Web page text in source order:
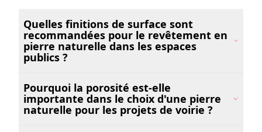
Quelles finitions de surface sont
recommandées pour le revêtement en
pierre naturelle dans les espaces
publics ?
Pourquoi la porosité est-elle
importante dans le choix d'une pierre
naturelle pour les projets de voirie ?